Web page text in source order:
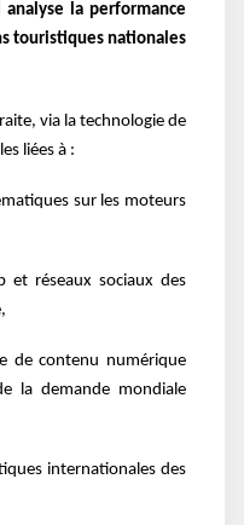
la performance
touristiques nationales
via la technologie de
liées à :
sur les moteurs
et réseaux sociaux des
de contenu numérique
la demande mondiale
internationales des